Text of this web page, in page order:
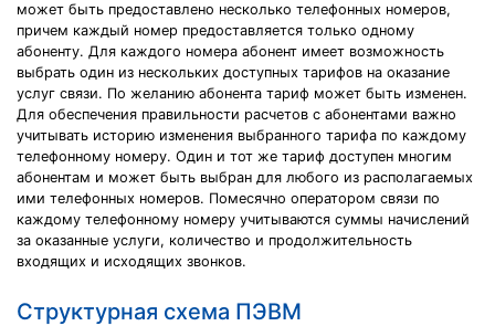
может быть предоставлено несколько телефонных номеров,
причем каждый номер предоставляется только одному
абоненту. Для каждого номера абонент имеет возможность
выбрать один из нескольких доступных тарифов на оказание
услуг связи. По желанию абонента тариф может быть изменен.
Для обеспечения правильности расчетов с абонентами важно
учитывать историю изменения выбранного тарифа по каждому
телефонному номеру. Один и тот же тариф доступен многим
абонентам и может быть выбран для любого из располагаемых
ими телефонных номеров. Помесячно оператором связи по
каждому телефонному номеру учитываются суммы начислений
за оказанные услуги, количество и продолжительность
входящих и исходящих звонков.
Структурная схема ПЭВМ